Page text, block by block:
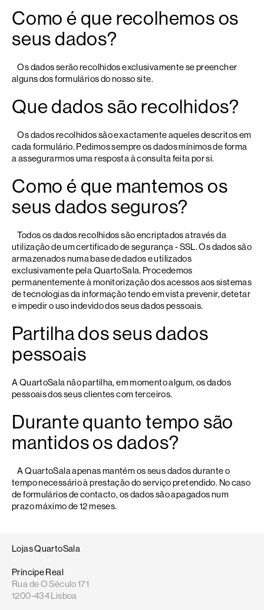
Como é que recolhemos os
seus dados?
Os dados serão recolhidos exclusivamente se preencher
alguns dos formulários do nosso site.
Que dados são recolhidos?
Os dados recolhidos são exactamente aqueles descritos em
cada formulário. Pedimos sempre os dados mínimos de forma
a assegurarmos uma resposta à consulta feita por si.
Como é que mantemos os
seus dados seguros?
Todos os dados recolhidos são encriptados através da
utilização de um certificado de segurança - SSL. Os dados são
armazenados numa base de dados e utilizados
exclusivamente pela QuartoSala. Procedemos
permanentemente à monitorização dos acessos aos sistemas
de tecnologias da informação tendo em vista prevenir, detetar
e impedir o uso indevido dos seus dados pessoais.
Partilha dos seus dados
pessoais
A QuartoSala não partilha, em momento algum, os dados
pessoais dos seus clientes com terceiros.
Durante quanto tempo são
mantidos os dados?
A QuartoSala apenas mantém os seus dados durante o
tempo necessário à prestação do serviço pretendido. No caso
de formulários de contacto, os dados são apagados num
prazo máximo de 12 meses.
Lojas QuartoSala
Príncipe Real
Rua de O Século 171
1200-434 Lisboa